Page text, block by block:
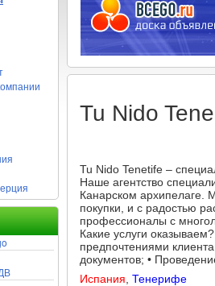
Tu Nido
Tu Nido Tenetife –
Наше агентство
Канарском архипелаге.
покупки, и с радостью
профессионалы с
Какие услуги
предпочтениями
документов; •
Испания Тенерифе